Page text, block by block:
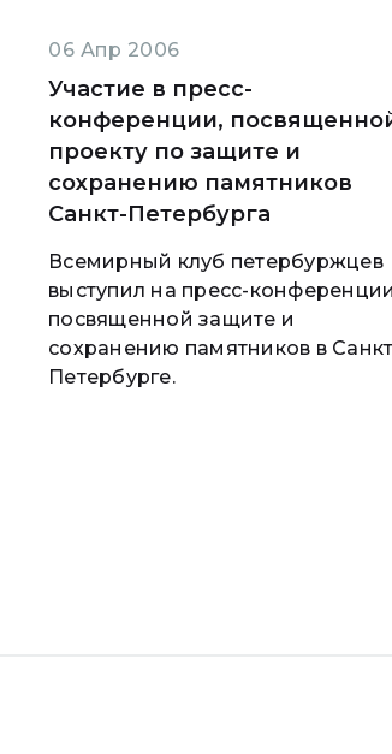
06 Апр 2006
Участие в пресс-
конференции,
проекту по защите и
сохранению памятников
Санкт-Петербурга
Всемирный клуб петербуржцев
выступил на пресс-
посвященной защите и
сохранению памятников в
Петербурге.